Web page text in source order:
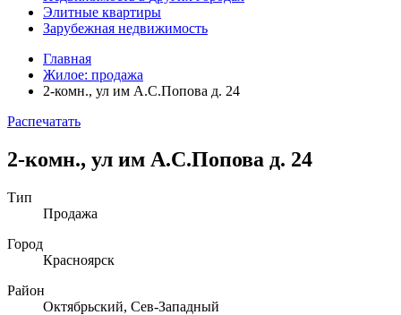
Элитные квартиры
Зарубежная недвижимость
Главная
Жилое: продажа
2-комн., ул им А.С.Попова д. 24
Распечатать
2-комн., ул им А.С.Попова д. 24
Тип
Продажа
Город
Красноярск
Район
Октябрьский, Сев-Западный